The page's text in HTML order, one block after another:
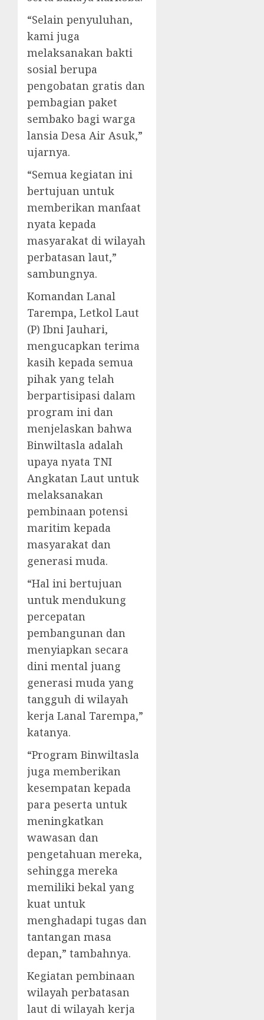
“Selain penyuluhan,
kami juga
melaksanakan bakti
sosial berupa
pengobatan gratis dan
pembagian paket
sembako bagi warga
lansia Desa Air Asuk,”
ujarnya.
“Semua kegiatan ini
bertujuan untuk
memberikan manfaat
nyata kepada
masyarakat di wilayah
perbatasan laut,”
sambungnya.
Komandan Lanal
Tarempa, Letkol Laut
(P) Ibni Jauhari,
mengucapkan terima
kasih kepada semua
pihak yang telah
berpartisipasi dalam
program ini dan
menjelaskan bahwa
Binwiltasla adalah
upaya nyata TNI
Angkatan Laut untuk
melaksanakan
pembinaan potensi
maritim kepada
masyarakat dan
generasi muda.
“Hal ini bertujuan
untuk mendukung
percepatan
pembangunan dan
menyiapkan secara
dini mental juang
generasi muda yang
tangguh di wilayah
kerja Lanal Tarempa,”
katanya.
“Program Binwiltasla
juga memberikan
kesempatan kepada
para peserta untuk
meningkatkan
wawasan dan
pengetahuan mereka,
sehingga mereka
memiliki bekal yang
kuat untuk
menghadapi tugas dan
tantangan masa
depan,” tambahnya.
Kegiatan pembinaan
wilayah perbatasan
laut di wilayah kerja